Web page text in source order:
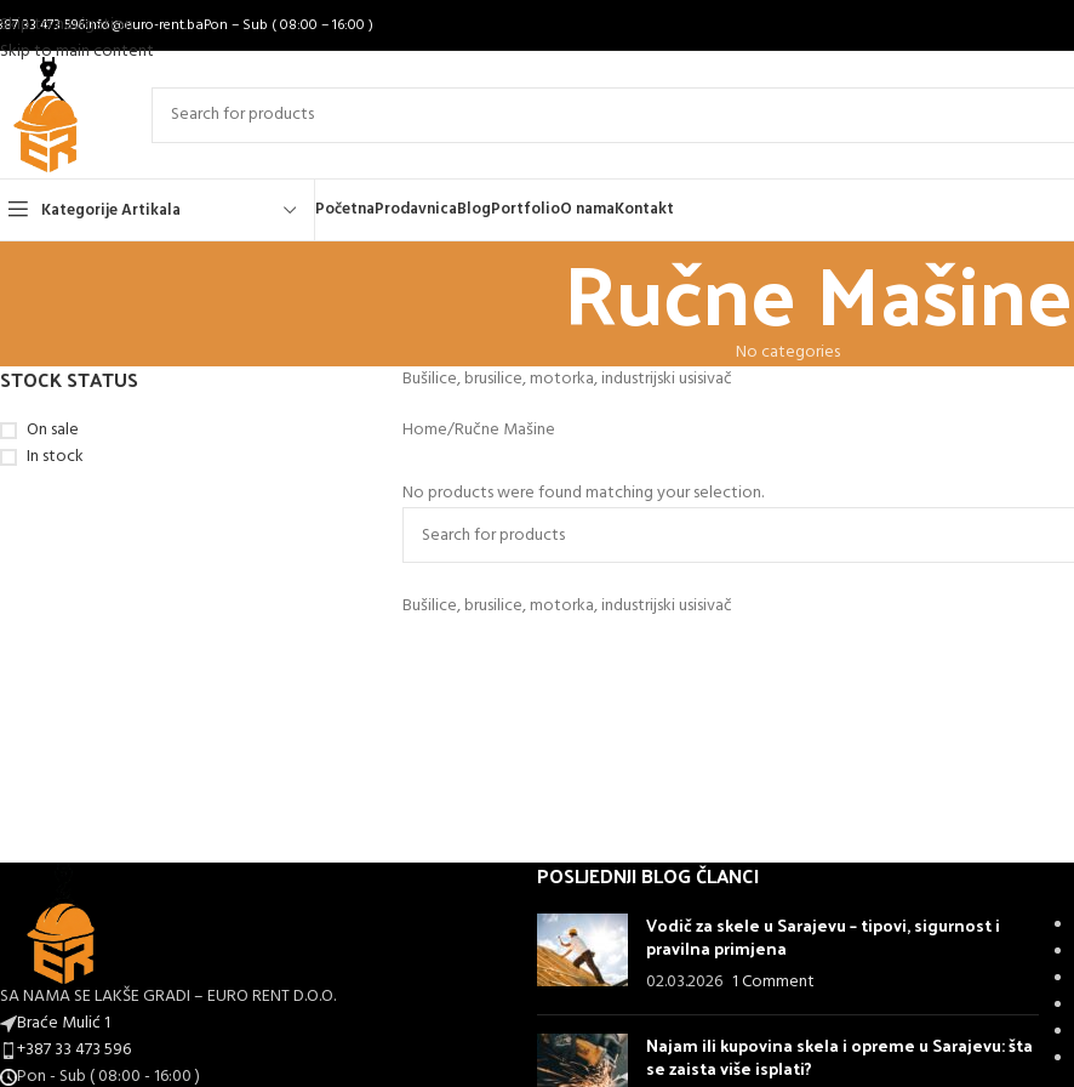
Skip to navigation
Skip to main content
33 473 596info@euro-rent.baPon – Sub ( 08:00 – 16:00 )
Kategorije Artikala PočetnaProdavnicaBlogPortfolioO namaKontakt
Ručne Mašine
No categories
STOCK STATUS
On sale
In stock
Bušilice, brusilice, motorka, industrijski usisivač
Home Ručne Mašine
No products were found matching your selection.
Bušilice, brusilice, motorka, industrijski usisivač
SA NAMA SE LAKŠE GRADI – EURO RENT D.O.O.
Braće Mulić 1
+387 33 473 596
Pon - Sub ( 08:00 - 16:00 )
POSLJEDNJI BLOG ČLANCI
Vodič za skele u Sarajevu – tipovi, sigurnost i
pravilna primjena
02.03.2026 1 Comment
Najam ili kupovina skela i opreme u Sarajevu: šta
se zaista više isplati?